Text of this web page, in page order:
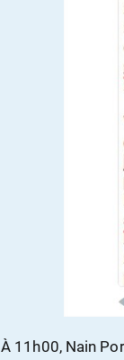
À 11h00, Nain